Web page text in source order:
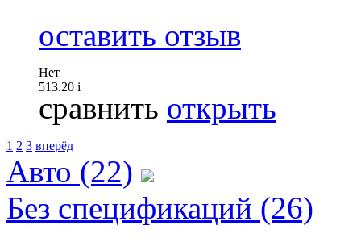
оставить отзыв
Нет
513.20 i
сравнить открыть
1 2 3 вперёд
Авто (22)
Без спецификаций (26)